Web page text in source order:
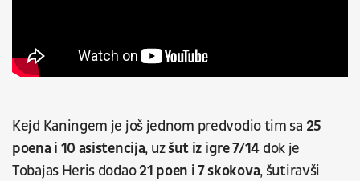
Kejd Kaningem je još jednom predvodio tim sa 25
poena i 10 asistencija, uzšut iz igre 7/14 dok je
Tobajas Heris dodao21 poen i 7 skokova, šutiravši